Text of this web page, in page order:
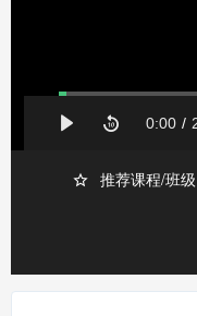
推荐课程/班级